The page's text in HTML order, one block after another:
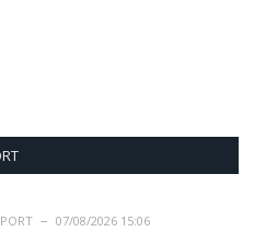
07/08/2026 15:06